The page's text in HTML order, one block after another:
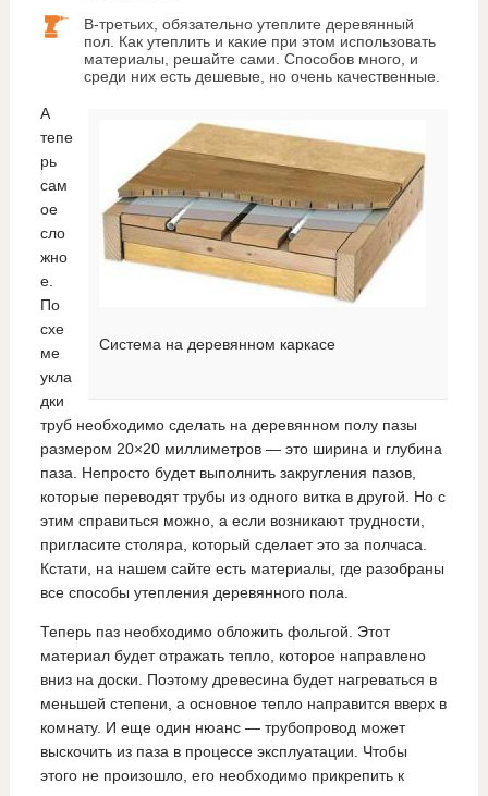
В-третьих, обязательно утеплите деревянный
пол. Как утеплить и какие при этом использовать
материалы, решайте сами. Способов много, и
среди них есть дешевые, но очень качественные.
Система на деревянном каркасе
А
тепе
рь
сам
ое
сло
жно
е.
По
схе
ме
укла
дки
труб необходимо сделать на деревянном полу пазы
размером 20×20 миллиметров — это ширина и глубина
паза. Непросто будет выполнить закругления пазов,
которые переводят трубы из одного витка в другой. Но с
этим справиться можно, а если возникают трудности,
пригласите столяра, который сделает это за полчаса.
Кстати, на нашем сайте есть материалы, где разобраны
все способы утепления деревянного пола.
Теперь паз необходимо обложить фольгой. Этот
материал будет отражать тепло, которое направлено
вниз на доски. Поэтому древесина будет нагреваться в
меньшей степени, а основное тепло направится вверх в
комнату. И еще один нюанс — трубопровод может
выскочить из паза в процессе эксплуатации. Чтобы
этого не произошло, его необходимо прикрепить к